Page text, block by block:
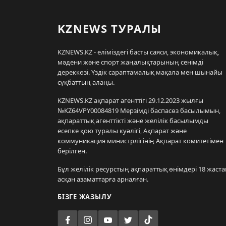
KZNEWS ТУРАЛЫ
KZNEWS.KZ - еліміздегі басты саяси, экономикалық,
мәдени және спорт жаңалықтарының сенімді
дереккөзі. Үздік сараптамалық мақала мен шынайы
сұқбаттың алаңы.
KZNEWS.KZ ақпарат агенттігі 29.12.2023 жылғы
№KZ64VPY00084819 Мерзімді баспасөз басылымын,
ақпараттық агенттікті және желілік басылымды
есепке қою туралы куәлігі, Ақпарат және
коммуникация министрлігінің Ақпарат комитетімен
берілген.
Бұл желілік ресурстың ақпараттық өнімдері 18
асқан азаматтарға арналған.
БІЗГЕ ЖАЗЫЛУ